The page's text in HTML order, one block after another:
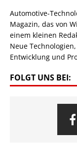
Automotive-
Magazin, das von
einem kleinen
Neue
Entwicklung und
FOLGT UNS BEI: